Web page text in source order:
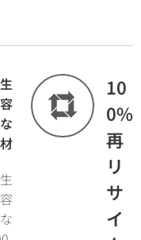
10
0%
再
リ
サ
イ